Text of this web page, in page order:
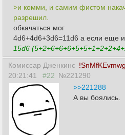
>и комми, и самим фистом
разрешил.
обкачаться мог
4d6+4d6+3d6=11d6 а если еще
15d6
Комиссар Дженкинс !SnMfKEvmwg
20:21:41
#22 №221290
>>221288
А вы боялись.